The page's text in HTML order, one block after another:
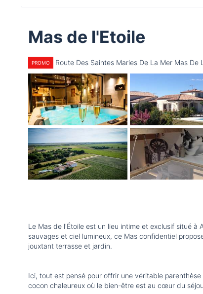
Mas de l'Etoile
PROMO Route Des Saintes Maries De La Mer Mas De
Le Mas de l'Étoile est un lieu intime et exclusif situé
sauvages et ciel lumineux, ce Mas confidentiel
jouxtant terrasse et jardin.
Ici, tout est pensé pour offrir une véritable
cocon chaleureux où le bien-être est au cœur du